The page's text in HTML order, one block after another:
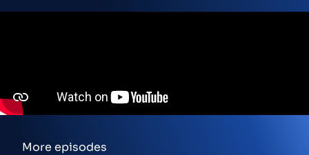
More episodes